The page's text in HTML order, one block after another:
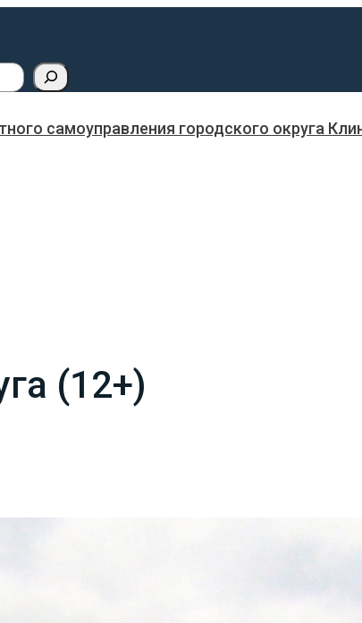
самоуправления городского округа
(12+)